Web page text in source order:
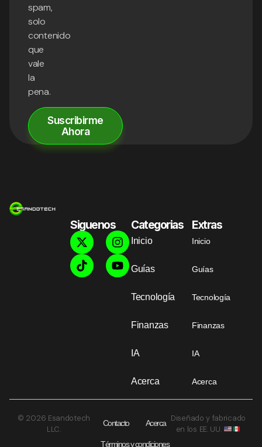
spam,
solo
contenido
que
vale
la
pena.
Suscribirme
Ahora
Siguenos Categorias
Inicio
Guías
Tecnología
Finanzas
IA
Acerca
Extras
Inicio
Guías
Tecnología
Finanzas
IA
Acerca
© 2026 Esandotech
LLC.
Contacto Acerca
Términos y condiciones
Diseñado y fabricado
en los EE. UU.